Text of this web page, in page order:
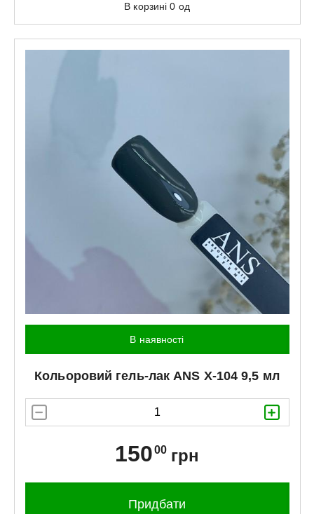
В корзині0 од
В наявності
Кольоровий гель-лакANS X-104 9,5 мл
15000 грн
Придбати